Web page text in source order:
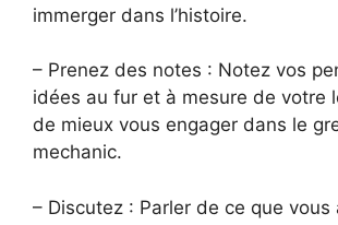
immerger dans l’histoire.
– Prenez des notes : Notez vos
idées au fur et à mesure de votre
de mieux vous engager dans le
mechanic.
– Discutez : Parler de ce que vous